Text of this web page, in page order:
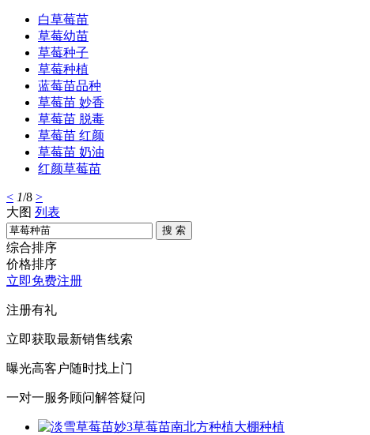
白草莓苗
草莓幼苗
草莓种子
草莓种植
蓝莓苗品种
草莓苗 妙香
草莓苗 脱毒
草莓苗 红颜
草莓苗 奶油
红颜草莓苗
< 1/8 >
大图 列表
搜 索
综合排序
价格排序
立即免费注册
注册有礼
立即获取最新销售线索
曝光高客户随时找上门
一对一服务顾问解答疑问